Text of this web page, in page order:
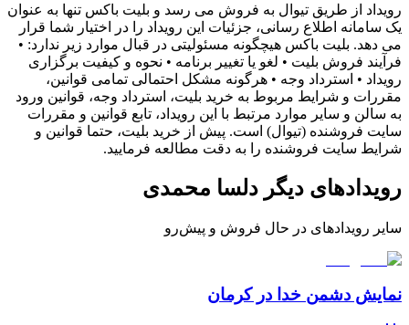
رویداد از طریق تیوال به فروش می رسد و بلیت باکس تنها به عنوان
یک سامانه اطلاع رسانی، جزئیات این رویداد را در اختیار شما قرار
می دهد. بلیت باکس هیچگونه مسئولیتی در قبال موارد زیر ندارد: •
فرآیند فروش بلیت • لغو یا تغییر برنامه • نحوه و کیفیت برگزاری
رویداد • استرداد وجه • هرگونه مشکل احتمالی تمامی قوانین،
مقررات و شرایط مربوط به خرید بلیت، استرداد وجه، قوانین ورود
به سالن و سایر موارد مرتبط با این رویداد، تابع قوانین و مقررات
سایت فروشنده (تیوال) است. پیش از خرید بلیت، حتما قوانین و
شرایط سایت فروشنده را به دقت مطالعه فرمایید.
رویدادهای دیگر دلسا محمدی
سایر رویدادهای در حال فروش و پیش‌رو
نمایش دشمن خدا در کرمان